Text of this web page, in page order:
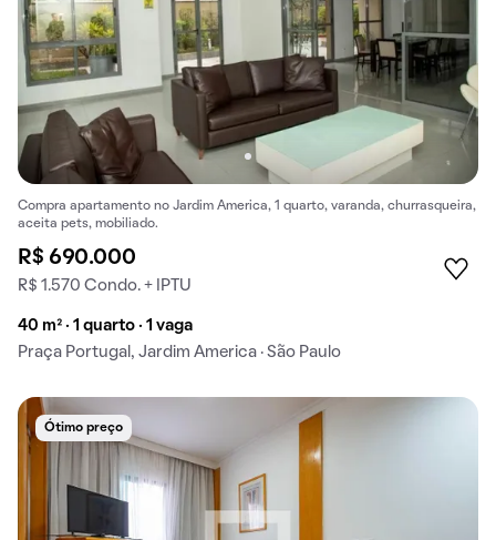
Compra apartamento no Jardim America, 1 quarto, varanda, churrasqueira,
aceita pets, mobiliado.
R$ 690.000
R$ 1.570 Condo. + IPTU
40 m² · 1 quarto · 1 vaga
Praça Portugal, Jardim America · São Paulo
Ótimo preço